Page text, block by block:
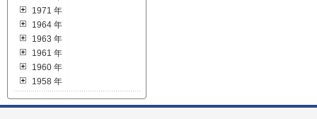
1971 年
1964 年
1963 年
1961 年
1960 年
1958 年